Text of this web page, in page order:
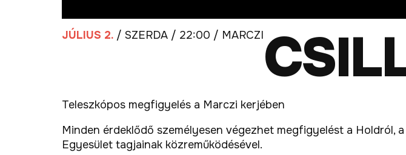
JÚLIUS 2. / SZERDA / 22:00 / MARCZI
Teleszkópos megfigyelés a Marczi kerjében
Minden érdeklődő személyesen végezhet megfigyelést a Holdról,
Egyesület tagjainak közreműködésével.